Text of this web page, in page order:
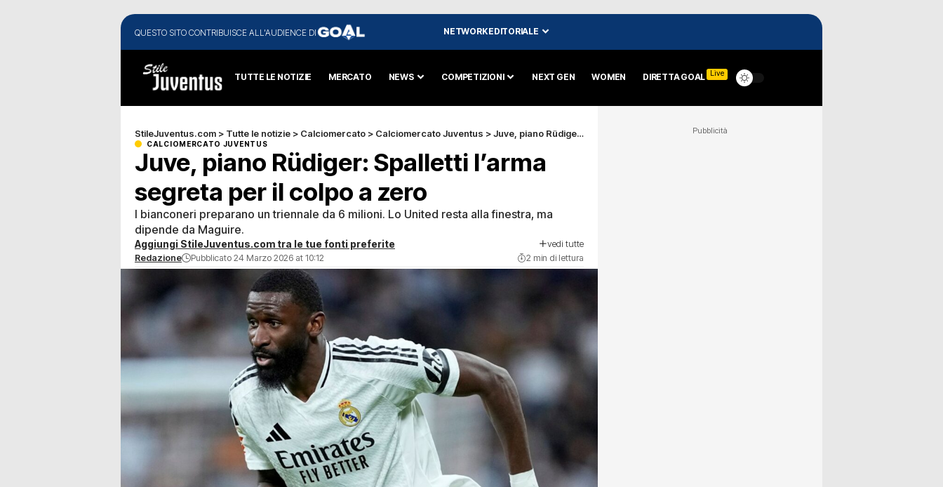
QUESTO SITO CONTRIBUISCE ALL'AUDIENCE DI NETWORK EDITORIALE
TUTTE LE NOTIZIE MERCATO NEWS COMPETIZIONI NEXT GEN WOMEN DIRETTA GOAL Live
StileJuventus.com > Tutte le notizie > Calciomercato > Calciomercato Juventus >Juve, piano Rüdiger: Spalletti l’arma segreta per il colpo a zero
CALCIOMERCATO JUVENTUS
Juve, piano Rüdiger: Spalletti l’arma
segreta per il colpo a zero
I bianconeri preparano un triennale da 6 milioni. Lo United resta alla finestra, ma
dipende da Maguire.
Aggiungi StileJuventus.com tra le tue fonti preferite vedi tutte
Redazione Pubblicato 24 Marzo 2026 at 10:12 2 min di lettura
Pubblicità